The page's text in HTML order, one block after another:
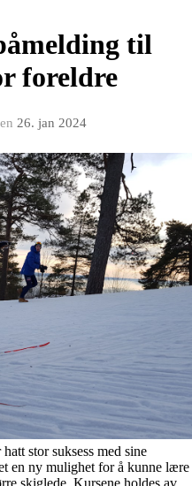
til
foreldre
26. jan 2024
stor suksess med sine
en ny mulighet for å kunne lære
skiglede. Kursene holdes av